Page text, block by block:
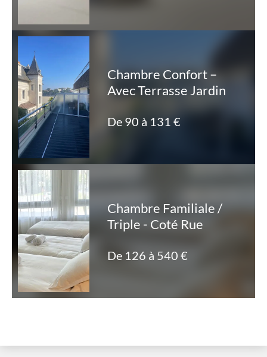
Chambre Confort –
Avec Terrasse Jardin
De 90 à 131 €
Chambre Familiale /
Triple - Coté Rue
De 126 à 540 €